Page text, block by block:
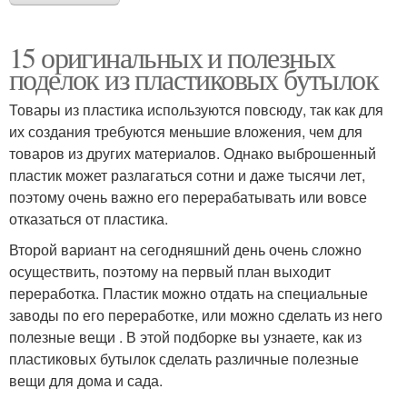
15 оригинальных и полезных
поделок из пластиковых бутылок
Товары из пластика используются повсюду, так как для
их создания требуются меньшие вложения, чем для
товаров из других материалов. Однако выброшенный
пластик может разлагаться сотни и даже тысячи лет,
поэтому очень важно его перерабатывать или вовсе
отказаться от пластика.
Второй вариант на сегодняшний день очень сложно
осуществить, поэтому на первый план выходит
переработка. Пластик можно отдать на специальные
заводы по его переработке, или можно сделать из него
полезные вещи . В этой подборке вы узнаете, как из
пластиковых бутылок сделать различные полезные
вещи для дома и сада.